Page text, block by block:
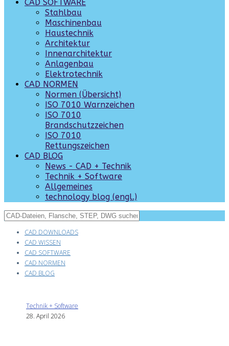
CAD SOFTWARE
Stahlbau
Maschinenbau
Haustechnik
Architektur
Innenarchitektur
Anlagenbau
Elektrotechnik
CAD NORMEN
Normen (Übersicht)
ISO 7010 Warnzeichen
ISO 7010
Brandschutzzeichen
ISO 7010
Rettungszeichen
CAD BLOG
News - CAD + Technik
Technik + Software
Allgemeines
technology blog (engl.)
CAD DOWNLOADS
CAD WISSEN
CAD SOFTWARE
CAD NORMEN
CAD BLOG
Technik + Software
28. April 2026